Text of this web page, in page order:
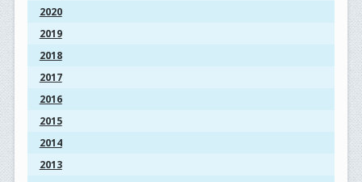
2020
2019
2018
2017
2016
2015
2014
2013